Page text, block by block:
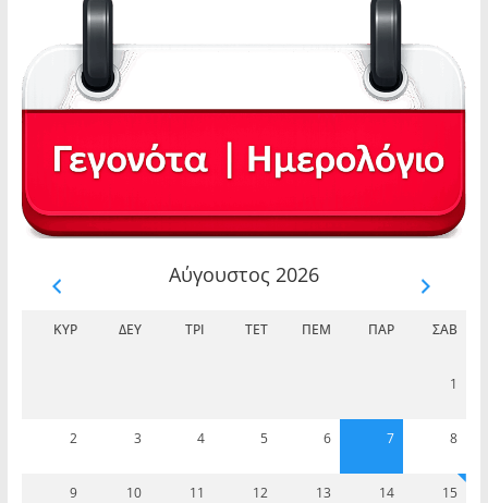
Αύγουστος 2026
ΚΥΡ ΔΕΥ ΤΡΊ ΤΕΤ ΠΈΜ ΠΑΡ ΣΆΒ
1
2 3 4 5 6 7 8
9 10 11 12 13 14 15